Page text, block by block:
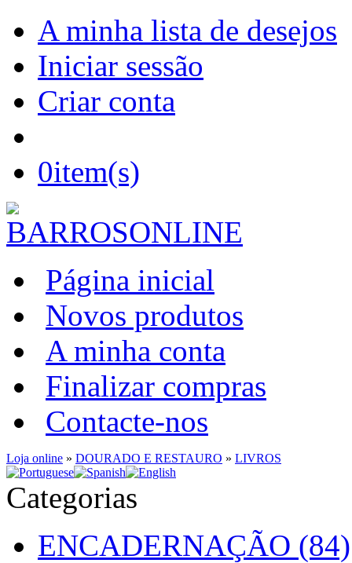
A minha lista de desejos
Iniciar sessão
Criar conta
0item(s)
Página inicial
Novos produtos
A minha conta
Finalizar compras
Contacte-nos
Loja online » DOURADO E RESTAURO » LIVROS
Categorias
ENCADERNAÇÃO (84)